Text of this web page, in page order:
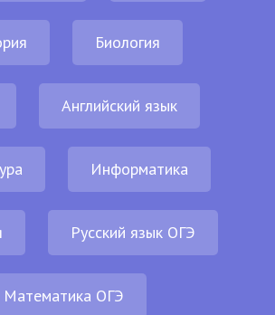
Биология
Английский язык
Информатика
Русский язык ОГЭ
Математика ОГЭ